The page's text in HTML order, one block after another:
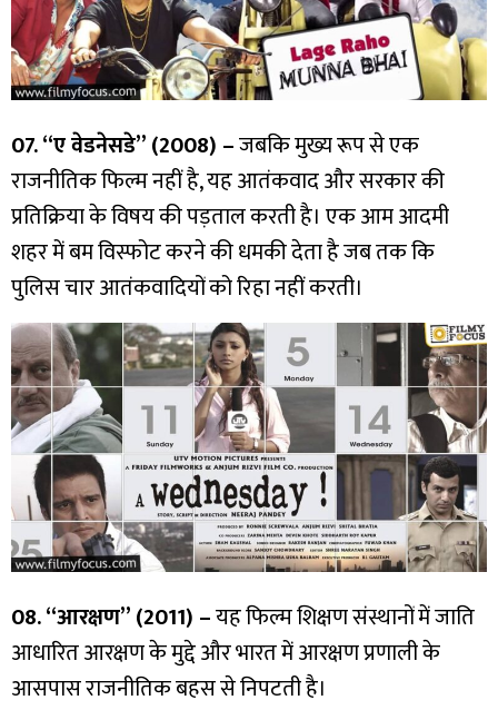
07. “ए वेडनेसडे” (2008) –जबकि मुख्य रूप से एक
राजनीतिक फिल्म नहीं है, यह आतंकवाद और सरकार की
प्रतिक्रिया के विषय की पड़ताल करती है। एक आम आदमी
शहर में बम विस्फोट करने की धमकी देता है जब तक कि
पुलिस चार आतंकवादियों को रिहा नहीं करती।
08. “आरक्षण” (2011) –यह फिल्म शिक्षण संस्थानों में जाति
आधारित आरक्षण के मुद्दे और भारत में आरक्षण प्रणाली के
आसपास राजनीतिक बहस से निपटती है।